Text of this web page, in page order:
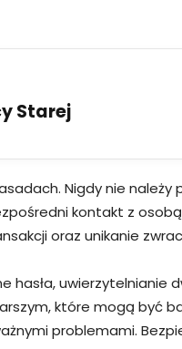
Starej
Nigdy nie
kontakt z
oraz unikanie
które mogą być
problemami.